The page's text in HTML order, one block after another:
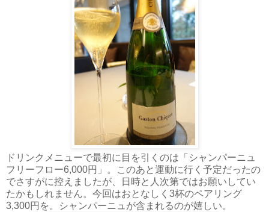
ドリンクメニューで最初に目を引くのは「シャンパーニュ
フリーフロー6,000円」。このあと運動に行く予定だったの
でさすがに控えましたが、日時と人次第ではお願いしてい
たかもしれません。今回はおとなしく3杯のペアリング
3,300円を。シャンパーニュが含まれるのが嬉しい。